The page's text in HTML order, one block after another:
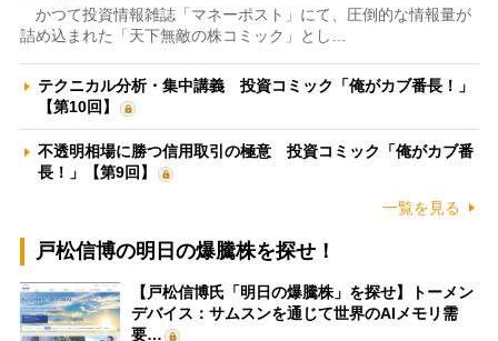
かつて投資情報雑誌「マネーポスト」にて、圧倒的な情報量が
詰め込まれた「天下無敵の株コミック」とし…
テクニカル分析・集中講義 投資コミック「俺がカブ番長！」
【第10回】
不透明相場に勝つ信用取引の極意 投資コミック「俺がカブ番
長！」【第9回】
一覧を見る
戸松信博の明日の爆騰株を探せ！
【戸松信博氏「明日の爆騰株」を探せ】トーメン
デバイス：サムスンを通じて世界のAIメモリ需
要…